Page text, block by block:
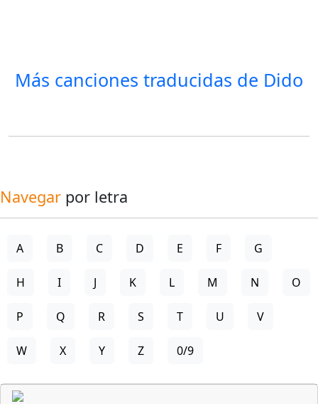
Más canciones traducidas de Dido
Navegar por letra
A B C D E F G
H I J K L M N O
P Q R S T U V
W X Y Z 0/9